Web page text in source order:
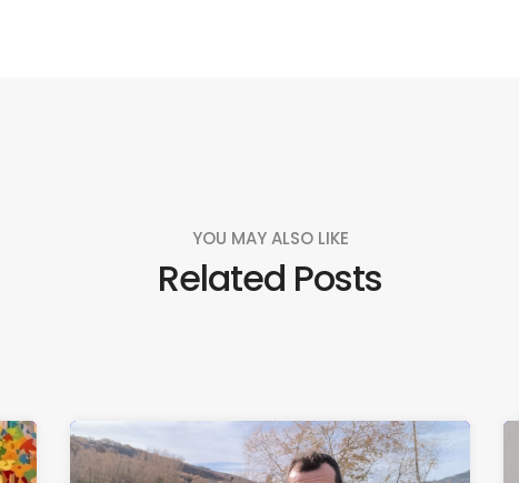
YOU MAY ALSO LIKE
Related Posts